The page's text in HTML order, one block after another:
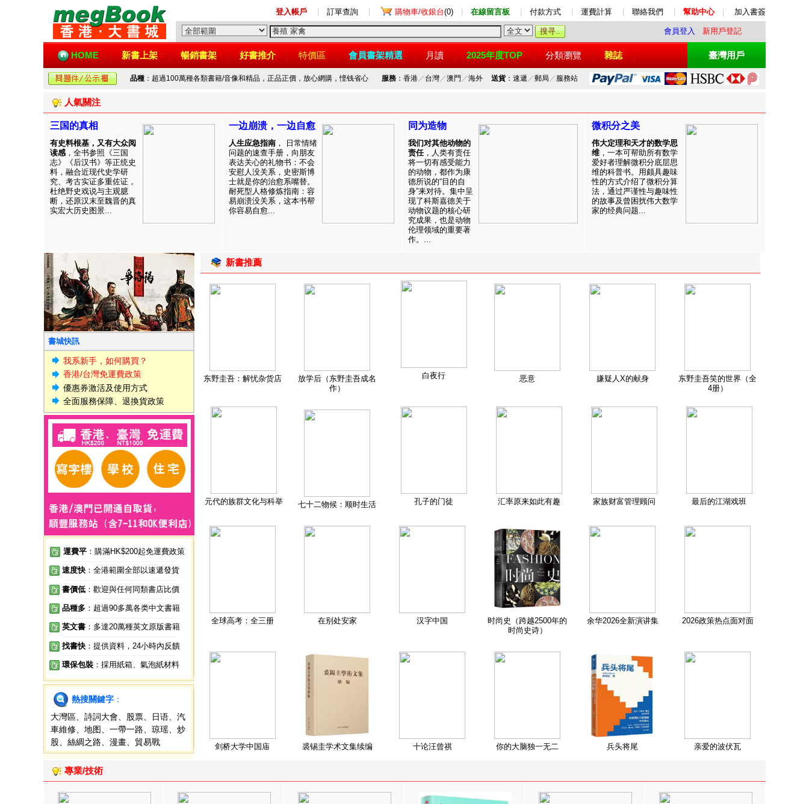
登入帳戶 訂單查詢 購物車/收銀台(0) 在線留言板 付款方式 運費計算 聯絡我們 幫助中心 加入書簽
會員登入 新用戶登記
HOME 新書上架 暢銷書架 好書推介 特價區 會員書架精選 月讀 2025年度TOP 分類瀏覽 雜誌 臺灣用戶
品種 ：超過100萬種各類書籍/音像和精品，正品正價，放心網購，悭钱省心 服務：香港／ 台灣／澳門 ／海外 送貨：速遞 ／郵局 ／ 服務站
人氣關注
三国的真相
有史料根基，又有大众阅
读感 ，全书参照《三国
志》《后汉书》等正统史
料，融合近现代史学研
究、考古实证多重佐证，
杜绝野史戏说与主观臆
断，还原汉末至魏晋的真
实宏大历史图景...
一边崩溃，一边自愈
人生应急指南 ， 日常情绪
问题的速查手册，向朋友
表达关心的礼物书：不会
安慰人没关系，史密斯博
士就是你的治愈系嘴替。
耐死型人格修炼指南：容
易崩溃没关系，这本书帮
你容易自愈...
同为造物
我们对其他动物的
责任，人类有责任
将一切有感受能力
的动物，都作为康
德所说的“目的自
身”来对待。集中呈
现了科斯嘉德关于
动物议题的核心研
究成果，也是动物
伦理领域的重要著
作。...
微积分之美
伟大定理和天才的数学思
维 ，一本可帮助所有数学
爱好者理解微积分底层思
维的科普书。用颇具趣味
性的方式介绍了微积分算
法，通过严谨性与趣味性
的故事及曾困扰伟大数学
家的经典问题...
書城快訊
我系新手，如何購買？
香港/台灣免運費政策
優惠券激活及使用方式
全面服務保障、退換貨政策
運費平 ：購滿HK$200起免運費政策
速度快 ：全港範圍全部以速遞發貨
書價低 ：歡迎與任何同類書店比價
品種多 ：超過90多萬各类中文書籍
英文書 ：多達20萬種英文原版書籍
找書快 ：提供資料，24小時內反饋
環保包裝 ：採用紙箱、氣泡紙材料
熱搜關鍵字 ：
大灣區
詩詞大會 股票 日语
汽
車維修
地图 一帶一路 琼瑶
炒
股
絲綢之路 漫畫 貿易戰
新書推薦
东野圭吾：解忧杂货店
放学后（东野圭吾成名
作）
白夜行 恶意 嫌疑人X的献身
东野圭吾笑的世界（全
4册）
元代的族群文化与科举 七十二物候：顺时生活 孔子的门徒 汇率原来如此有趣 家族财富管理顾问 最后的江湖戏班
全球高考：全三册 在别处安家 汉字中国
时尚史（跨越2500年的
时尚史诗）
余华2026全新演讲集 2026政策热点面对面
剑桥大学中国庙 裘锡圭学术文集续编 十论汪曾祺 你的大脑独一无二 兵头将尾 亲爱的波伏瓦
專業/技術